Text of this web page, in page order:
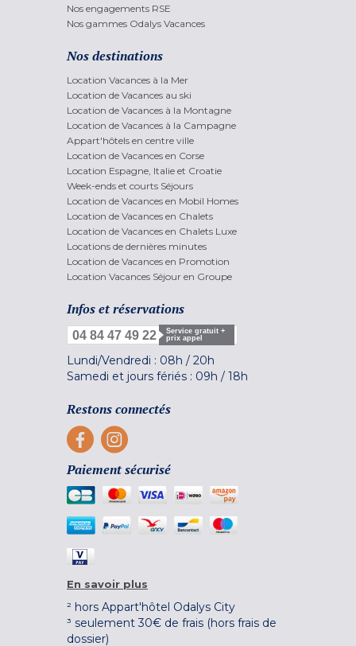
Nos engagements RSE
Nos gammes Odalys Vacances
Nos destinations
Location Vacances à la Mer
Location de Vacances au ski
Location de Vacances à la Montagne
Location de Vacances à la Campagne
Appart'hôtels en centre ville
Location de Vacances en Corse
Location Espagne, Italie et Croatie
Week-ends et courts Séjours
Location de Vacances en Mobil Homes
Location de Vacances en Chalets
Location de Vacances en Chalets Luxe
Locations de dernières minutes
Location de Vacances en Promotion
Location Vacances Séjour en Groupe
Infos et réservations
04 84 47 49 22
Service gratuit +
prix appel
Lundi/Vendredi : 08h / 20h
Samedi et jours fériés : 09h / 18h
Restons connectés
Paiement sécurisé
En savoir plus
² hors Appart'hôtel Odalys City
³ seulement 30€ de frais (hors frais de
dossier)